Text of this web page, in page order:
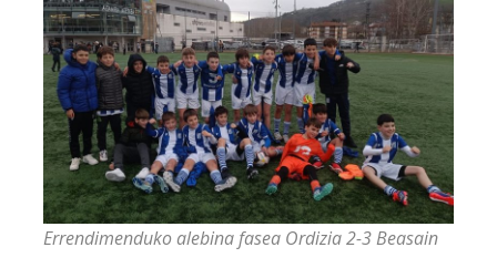
Errendimenduko alebina fasea Ordizia 2-3 Beasain